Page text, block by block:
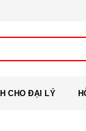
CHO ĐẠI LÝ